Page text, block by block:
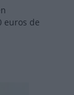
euros de